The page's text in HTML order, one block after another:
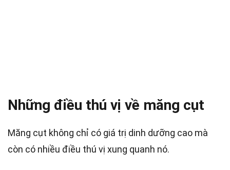
Những điều thú vị về măng cụt
Măng cụt không chỉ có giá trị dinh dưỡng cao mà
còn có nhiều điều thú vị xung quanh nó.